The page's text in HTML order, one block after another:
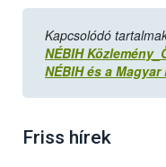
Kapcsolódó
NÉBIH
NÉBIH és a
Friss hírek